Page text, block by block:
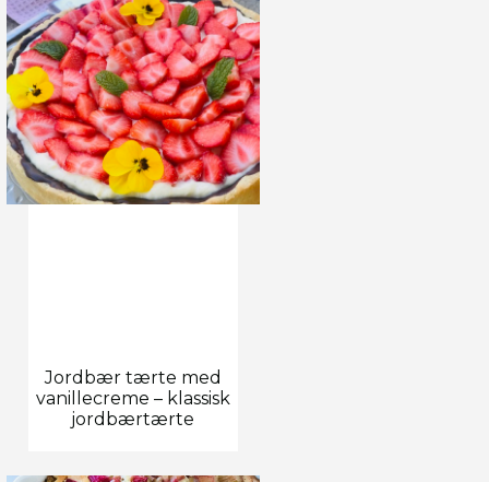
Jordbær tærte med
vanillecreme – klassisk
jordbærtærte